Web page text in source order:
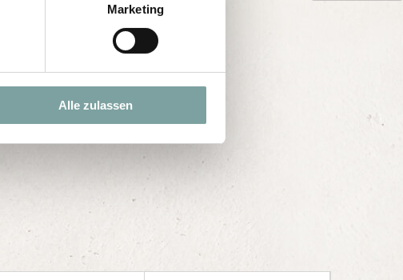
Marketing
Alle zulassen